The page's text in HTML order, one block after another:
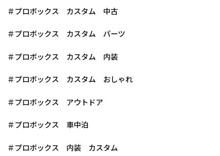
＃プロボックス カスタム 中古
＃プロボックス カスタム パーツ
＃プロボックス カスタム 内装
＃プロボックス カスタム おしゃれ
＃プロボックス アウトドア
＃プロボックス 車中泊
＃プロボックス 内装 カスタム